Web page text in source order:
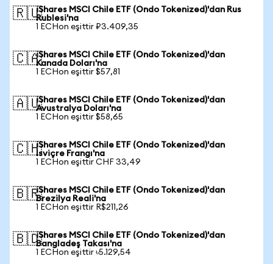
🇷🇺iShares MSCI Chile ETF (Ondo Tokenized)'dan Rus
Rublesi'na
1 ECHon eşittir ₽3.409,35
🇨🇦iShares MSCI Chile ETF (Ondo Tokenized)'dan
Kanada Doları'na
1 ECHon eşittir $57,81
🇦🇺iShares MSCI Chile ETF (Ondo Tokenized)'dan
Avustralya Doları'na
1 ECHon eşittir $58,65
🇨🇭iShares MSCI Chile ETF (Ondo Tokenized)'dan
İsviçre Frangı'na
1 ECHon eşittir CHF 33,49
🇧🇷iShares MSCI Chile ETF (Ondo Tokenized)'dan
Brezilya Reali'na
1 ECHon eşittir R$211,26
🇧🇩iShares MSCI Chile ETF (Ondo Tokenized)'dan
Bangladeş Takası'na
1 ECHon eşittir ৳5.129,54